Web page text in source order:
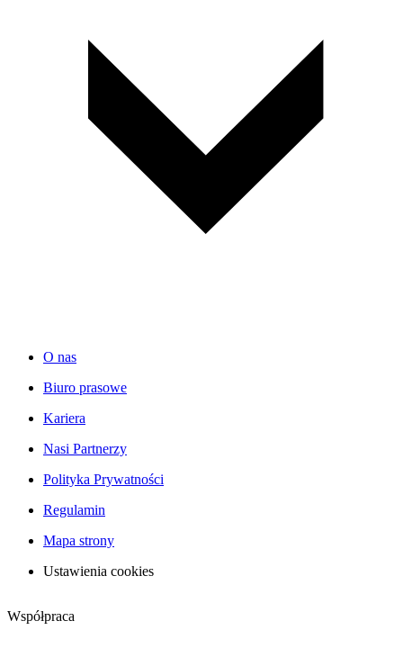
O nas
Biuro prasowe
Kariera
Nasi Partnerzy
Polityka Prywatności
Regulamin
Mapa strony
Ustawienia cookies
Współpraca